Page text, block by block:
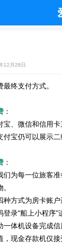
12月28日
终支付方式。
：
宝、微信和信用
付宝仍可以展示二
：
们为每一位旅客
种方式为房卡账
登录“船上小程序
一体机设备完成
，现金存款机仅